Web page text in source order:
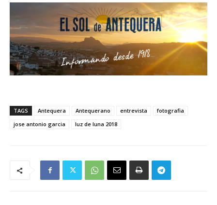
TAGS Antequera Antequerano entrevista
fotografia
jose antonio garcia
luz de luna 2018